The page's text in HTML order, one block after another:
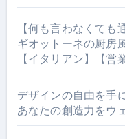
【何も言わなくて
ギオットーネの厨房
【イタリアン】【営
デザインの自由を手
あなたの創造力をウ